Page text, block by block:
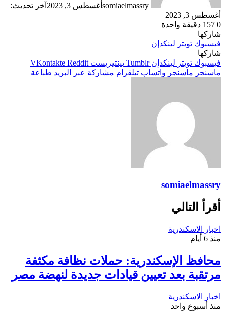
somiaelmassry أغسطس 3, 2023
آخر تحديث:
أغسطس 3, 2023
0
دقيقة واحدة
شاركها
فيسبوك تويتر لينكدإن
شاركها
فيسبوك تويتر لينكدإن بينتيريست
ماسنجر ماسنجر واتساب تيلقرام مشاركة عبر البريد طباعة
somiaelmassry
أقرأ التالي
اخبار الاسكندرية
منذ 6 أيام
محافظ الإسكندرية: حملات نظافة مكثفة
مرتقبة بعد تعيين قيادات جديدة لنهضة مصر
اخبار الاسكندرية
منذ أسبوع واحد